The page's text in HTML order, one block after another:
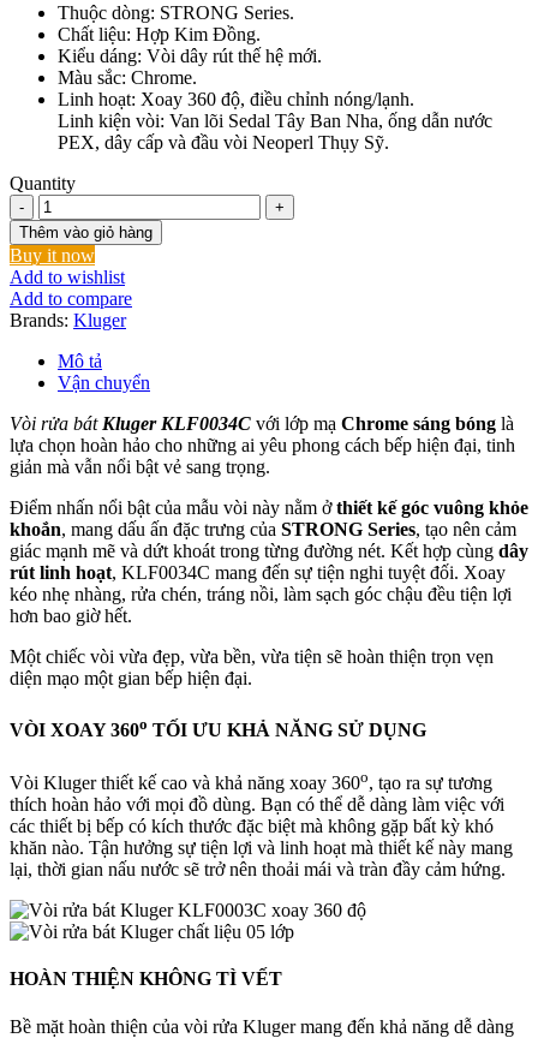
Thuộc dòng: STRONG Series.
Chất liệu: Hợp Kim Đồng.
Kiểu dáng: Vòi dây rút thế hệ mới.
Màu sắc: Chrome.
Linh hoạt: Xoay 360 độ, điều chỉnh nóng/lạnh.
Linh kiện vòi: Van lõi Sedal Tây Ban Nha, ống dẫn nước
PEX, dây cấp và đầu vòi Neoperl Thụy Sỹ.
Quantity
Vòi
rửa
bát
Kluger
KLF0034C
số
lượng
Thêm vào giỏ hàng
Buy it now
Add to wishlist
Add to compare
Brands: Kluger
Mô tả
Vận chuyển
Vòi rửa bát Kluger KLF0034C với lớp mạ Chrome sáng bóng là
lựa chọn hoàn hảo cho những ai yêu phong cách bếp hiện đại, tinh
giản mà vẫn nổi bật vẻ sang trọng.
Điểm nhấn nổi bật của mẫu vòi này nằm ởthiết kế góc vuông khỏe
khoắn, mang dấu ấn đặc trưng của STRONG Series, tạo nên cảm
giác mạnh mẽ và dứt khoát trong từng đường nét. Kết hợp cùng dây
rút linh hoạt, KLF0034C mang đến sự tiện nghi tuyệt đối. Xoay
kéo nhẹ nhàng, rửa chén, tráng nồi, làm sạch góc chậu đều tiện lợi
hơn bao giờ hết.
Một chiếc vòi vừa đẹp, vừa bền, vừa tiện sẽ hoàn thiện trọn vẹn
diện mạo một gian bếp hiện đại.
VÒI XOAY 360o TỐI ƯU KHẢ NĂNG SỬ DỤNG
Vòi Kluger thiết kế cao và khả năng xoay 360o, tạo ra sự tương
thích hoàn hảo với mọi đồ dùng. Bạn có thể dễ dàng làm việc với
các thiết bị bếp có kích thước đặc biệt mà không gặp bất kỳ khó
khăn nào. Tận hưởng sự tiện lợi và linh hoạt mà thiết kế này mang
lại, thời gian nấu nước sẽ trở nên thoải mái và tràn đầy cảm hứng.
HOÀN THIỆN KHÔNG TÌ VẾT
Bề mặt hoàn thiện của vòi rửa Kluger mang đến khả năng dễ dàng